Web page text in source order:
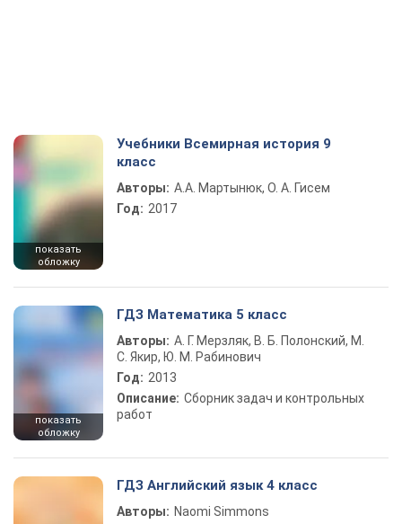
показать
обложку
Учебники Всемирная история 9
класс
Авторы: А.А. Мартынюк, О. А. Гисем
Год: 2017
показать
обложку
ГДЗ Математика 5 класс
Авторы: А. Г. Мерзляк, В. Б. Полонский, М.
С. Якир, Ю. М. Рабинович
Год: 2013
Описание: Сборник задач и контрольных
работ
ГДЗ Английский язык 4 класс
Авторы: Naomi Simmons